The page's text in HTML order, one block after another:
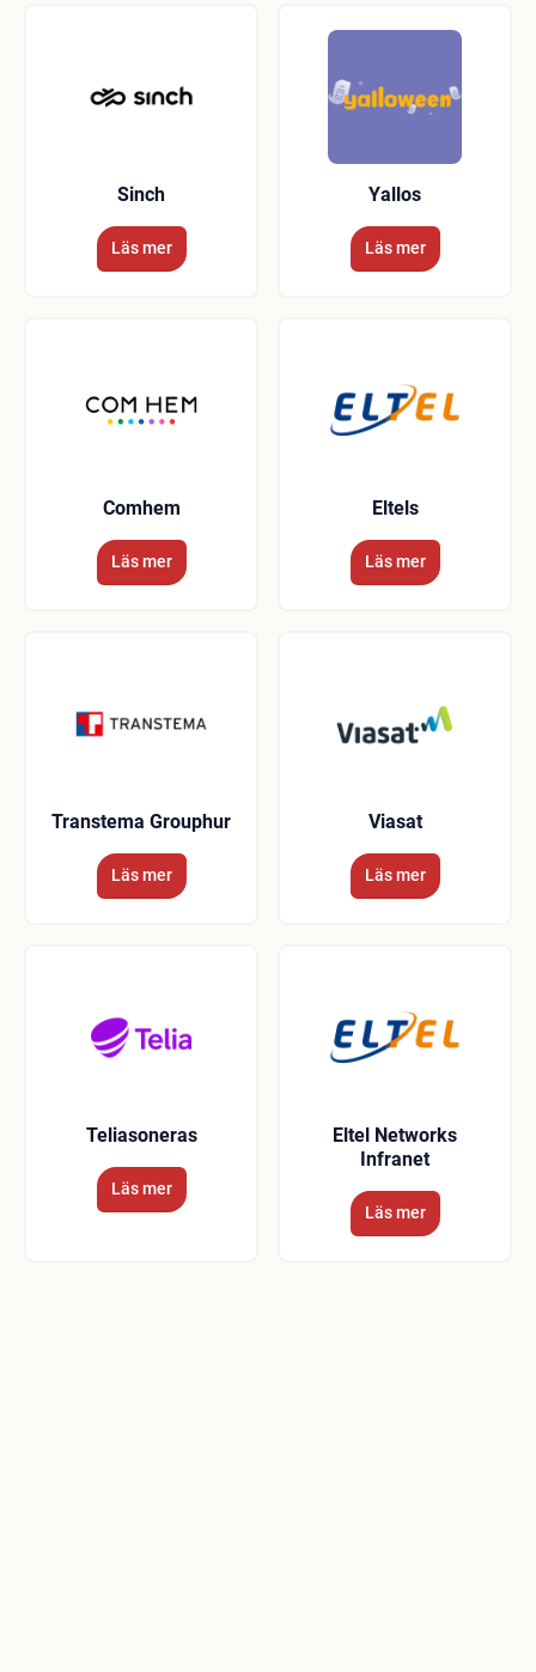
Sinch
Läs mer
Yallos
Läs mer
Comhem
Läs mer
Eltels
Läs mer
Transtema Grouphur
Läs mer
Viasat
Läs mer
Teliasoneras
Läs mer
Eltel Networks
Infranet
Läs mer